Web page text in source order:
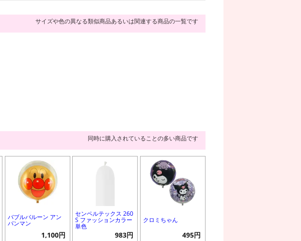
サイズや色の異なる類似商品あるいは関連する商品の一覧です
同時に購入されていることの多い商品です
バブルバルーン アン
パンマン
1,100円
センペルテックス 260
S ファッションカラー
単色
983円
クロミちゃん
495円